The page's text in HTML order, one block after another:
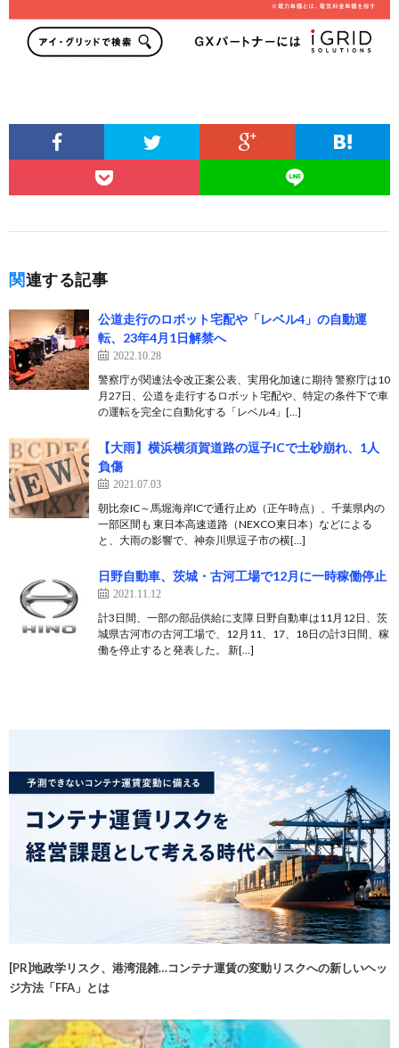
関連する記事
公道走行のロボット宅配や「レベル4」の自動運
転、23年4月1日解禁へ
2022.10.28
警察庁が関連法令改正案公表、実用化加速に期待 警察庁は10
月27日、公道を走行するロボット宅配や、特定の条件下で車
の運転を完全に自動化する「レベル4」[…]
【大雨】横浜横須賀道路の逗子ICで土砂崩れ、1人
負傷
2021.07.03
朝比奈IC～馬堀海岸ICで通行止め（正午時点）、千葉県内の
一部区間も 東日本高速道路（NEXCO東日本）などによる
と、大雨の影響で、神奈川県逗子市の横[…]
日野自動車、茨城・古河工場で12月に一時稼働停止
2021.11.12
計3日間、一部の部品供給に支障 日野自動車は11月12日、茨
城県古河市の古河工場で、12月11、17、18日の計3日間、稼
働を停止すると発表した。 新[…]
[PR]地政学リスク、港湾混雑…コンテナ運賃の変動リスクへの新しいヘッ
ジ方法「FFA」とは